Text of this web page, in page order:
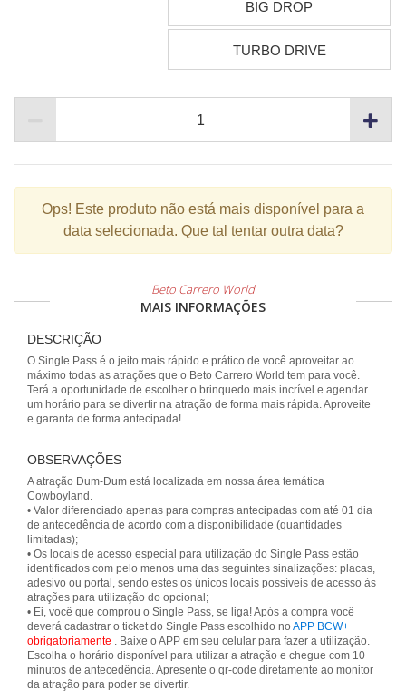
BIG DROP
TURBO DRIVE
Ops! Este produto não está mais disponível para a
data selecionada. Que tal tentar outra data?
Beto Carrero World
MAIS INFORMAÇÕES
DESCRIÇÃO
O Single Pass é o jeito mais rápido e prático de você aproveitar ao
máximo todas as atrações que o Beto Carrero World tem para você.
Terá a oportunidade de escolher o brinquedo mais incrível e agendar
um horário para se divertir na atração de forma mais rápida. Aproveite
e garanta de forma antecipada!
OBSERVAÇÕES
A atração Dum-Dum está localizada em nossa área temática
Cowboyland.
• Valor diferenciado apenas para compras antecipadas com até 01 dia
de antecedência de acordo com a disponibilidade (quantidades
limitadas);
• Os locais de acesso especial para utilização do Single Pass estão
identificados com pelo menos uma das seguintes sinalizações: placas,
adesivo ou portal, sendo estes os únicos locais possíveis de acesso às
atrações para utilização do opcional;
• Ei, você que comprou o Single Pass, se liga! Após a compra você
deverá cadastrar o ticket do Single Pass escolhido no APP BCW+
obrigatoriamente . Baixe o APP em seu celular para fazer a utilização.
Escolha o horário disponível para utilizar a atração e chegue com 10
minutos de antecedência. Apresente o qr-code diretamente ao monitor
da atração para poder se divertir.